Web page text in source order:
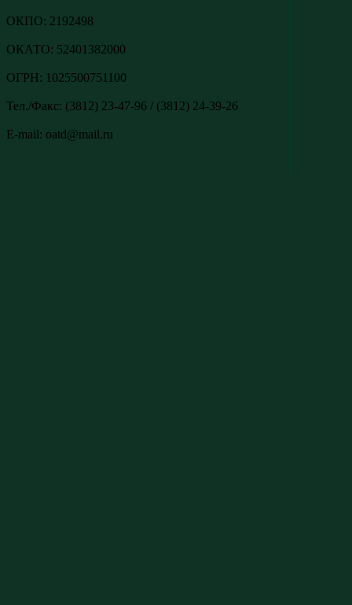
ОКПО: 2192498
ОКАТО: 52401382000
ОГРН: 1025500751100
Тел./Факс: (3812) 23-47-96 / (3812) 24-39-26
E-mail: oatd@mail.ru